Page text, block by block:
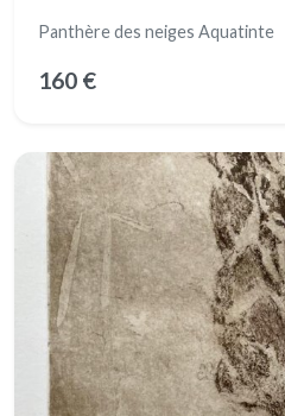
Panthère des neiges Aquatinte
160 €